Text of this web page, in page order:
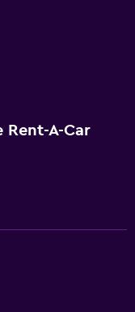
Rent-A-Car